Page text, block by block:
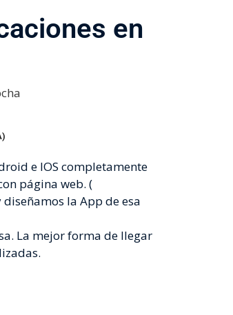
en
e IOS completamente
página web. (
la App de esa
La mejor forma de llegar